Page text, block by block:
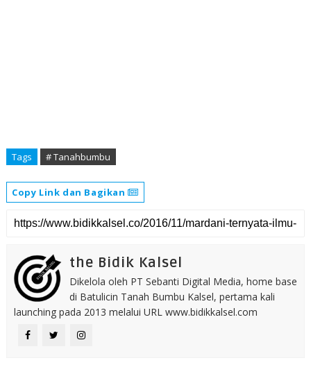
Tags # Tanahbumbu
Copy Link dan Bagikan
the Bidik Kalsel
Dikelola oleh PT Sebanti Digital Media, home base
di Batulicin Tanah Bumbu Kalsel, pertama kali
launching pada 2013 melalui URL www.bidikkalsel.com